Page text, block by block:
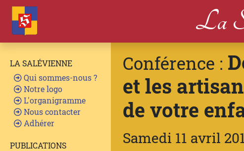
La
LA SALÉVIENNE
Qui sommes-nous ?
Notre logo
L'organigramme
Nous contacter
Adhérer
PUBLICATIONS
Conférence :
et les
de votre
Samedi 11 avril